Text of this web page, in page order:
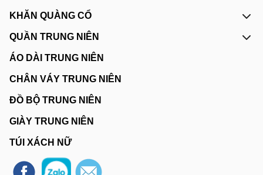
KHĂN QUÀNG CỔ
QUẦN TRUNG NIÊN
ÁO DÀI TRUNG NIÊN
CHÂN VÁY TRUNG NIÊN
ĐỒ BỘ TRUNG NIÊN
GIÀY TRUNG NIÊN
TÚI XÁCH NỮ